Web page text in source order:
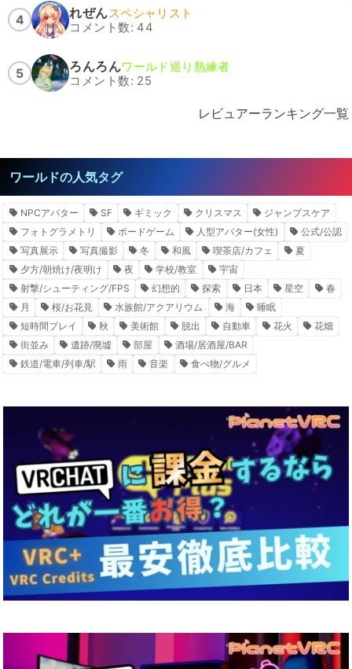
4 れぜんスペシャリスト
コメント数: 44
5 ろんろんワールド巡り熟練者
コメント数: 25
レビュアーランキング一覧
ワールドの人気タグ
NPCアバター SF ギミック クリスマス
ジャンプスケア
フォトグラメトリ
ボードゲーム 人型アバター(女性)
公式/公認
写真展示
写真撮影 冬 和風 喫茶店/カフェ
夏
夕方/朝焼け/夜明け
夜 学校/教室
宇宙
射撃/シューティング/FPS
幻想的 探索 日本 星空
春
月
桜/お花見 水族館/アクアリウム 海
睡眠
短時間プレイ
秋 美術館 脱出 自動車 花火
花畑
街並み
遺跡/廃墟 部屋
酒場/居酒屋/BAR
鉄道/電車/列車/駅
雨 音楽 食べ物/グルメ